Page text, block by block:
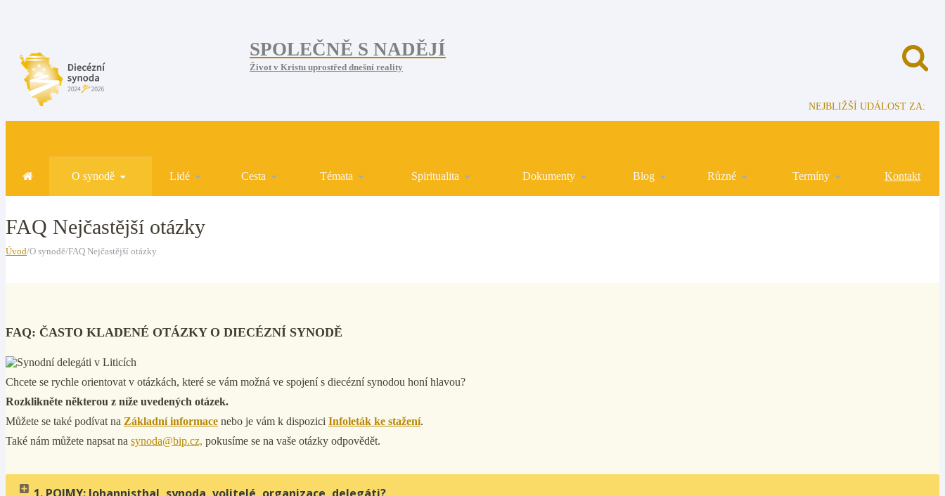
SPOLEČNĚ S NADĚJÍ
Život v Kristu uprostřed dnešní reality
NEJBLIŽŠÍ UDÁLOST ZA:
O synodě Lidé Cesta Témata Spiritualita Dokumenty Blog Různé Termíny Kontakt
FAQ Nejčastější otázky
Úvod/O synodě/FAQ Nejčastější otázky
FAQ: ČASTO KLADENÉ OTÁZKY O DIECÉZNÍ SYNODĚ
Chcete se rychle orientovat v otázkách, které se vám možná ve spojení s diecézní synodou honí hlavou?
Rozklikněte některou z níže uvedených otázek.
Můžete se také podívat na Základní informace nebo je vám k dispozici Infoleták ke stažení.
Také nám můžete napsat na synoda@bip.cz, pokusíme se na vaše otázky odpovědět.